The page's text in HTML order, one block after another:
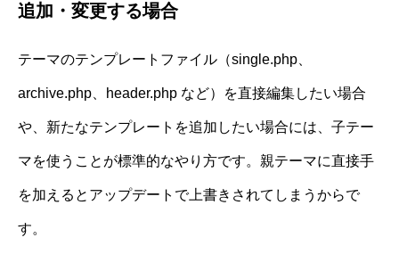
追加・変更する場合
テーマのテンプレートファイル（single.php、
archive.php、header.php など）を直接編集したい場合
や、新たなテンプレートを追加したい場合には、子テー
マを使うことが標準的なやり方です。親テーマに直接手
を加えるとアップデートで上書きされてしまうからで
す。